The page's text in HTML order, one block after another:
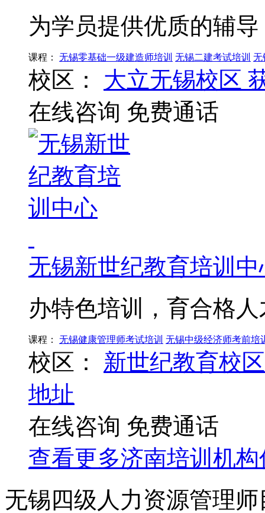
为学员提供优质的辅导
课程： 无锡零基础一级建造师培训 无锡二建考试培训 无
校区： 大立无锡校区
在线咨询 免费通话
无锡新世纪教育培训中
办特色培训，育合格人
课程： 无锡健康管理师考试培训 无锡中级经济师考前培
校区：
新世纪教育校
地址
在线咨询 免费通话
查看更多济南培训机构
无锡四级人力资源管理